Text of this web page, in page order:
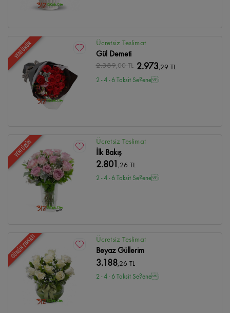
YENİ ÜRÜN Ücretsiz Teslimat
Gül Demeti
2.389,00 TL 2.973,29 TL
2 - 4 - 6 Taksit Se?enei
YENİ ÜRÜN Ücretsiz Teslimat
İlk Bakış
2.801 ,26 TL
2 - 4 - 6 Taksit Se?enei
GÜNÜN FIRSATI Ücretsiz Teslimat
Beyaz Güllerim
3.188,26 TL
2 - 4 - 6 Taksit Se?enei